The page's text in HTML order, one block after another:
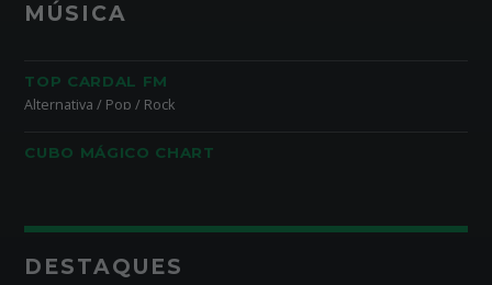
MÚSICA
TOP CARDAL FM
Alternativa / Pop / Rock
CUBO MÁGICO CHART
DESTAQUES